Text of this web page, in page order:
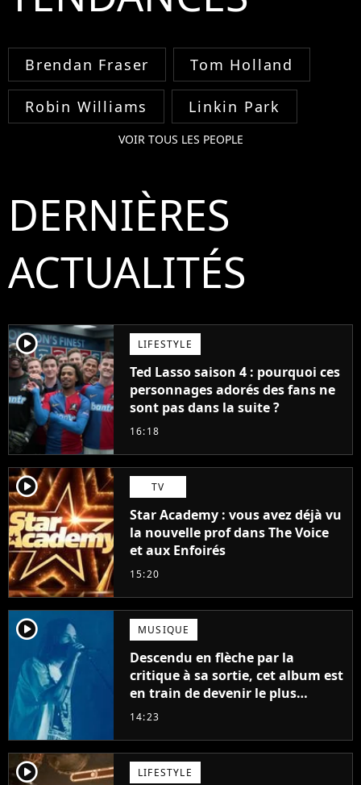
Brendan Fraser Tom Holland
Robin Williams Linkin Park
VOIR TOUS LES PEOPLE
DERNIÈRES
ACTUALITÉS
player2 LIFESTYLE
Ted Lasso saison 4 : pourquoi ces
personnages adorés des fans ne
sont pas dans la suite ?
16:18
player2 TV
Star Academy : vous avez déjà vu
la nouvelle prof dans The Voice
et aux Enfoirés
15:20
player2 MUSIQUE
Descendu en flèche par la
critique à sa sortie, cet album est
en train de devenir le plus
populaire de son auteur
14:23
player2 LIFESTYLE